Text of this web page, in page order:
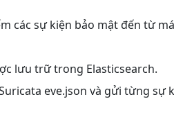
các sự kiện bảo mật đến từ
lưu trữ trong Elasticsearch.
eve.json và gửi từng sự